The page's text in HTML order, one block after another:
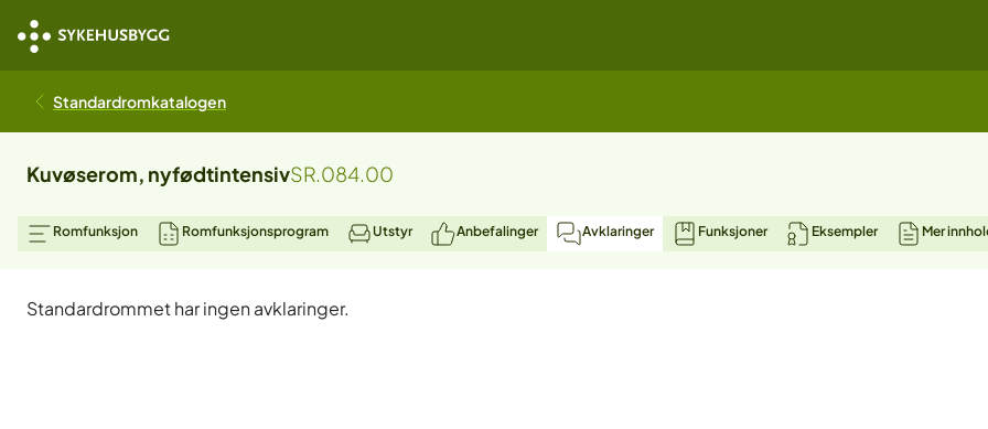
Standardromkatalogen
Kuvøserom, nyfødtintensivSR.084.00
Romfunksjon Romfunksjonsprogram Utstyr Anbefalinger Avklaringer Funksjoner Eksempler Mer
Standardrommet har ingen avklaringer.